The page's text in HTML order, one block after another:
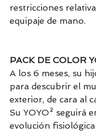
restricciones
equipaje de mano.
PACK DE COLOR
A los 6 meses, su
para descubrir el
exterior, de cara al
Su YOYO² seguirá
evolución